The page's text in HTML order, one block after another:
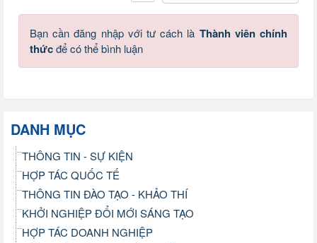
Bạn cần đăng nhập với tư cách là Thành viên chính
thứcđể có thể bình luận
DANH MỤC
THÔNG TIN - SỰ KIỆN
HỢP TÁC QUỐC TẾ
THÔNG TIN ĐÀO TẠO - KHẢO THÍ
KHỞI NGHIỆP ĐỔI MỚI SÁNG TẠO
HỢP TÁC DOANH NGHIỆP